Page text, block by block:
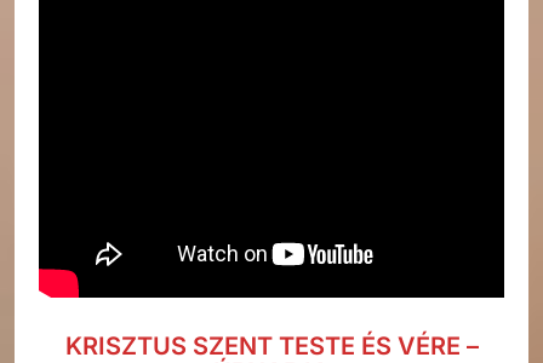
KRISZTUS SZENT TESTE ÉS VÉRE –